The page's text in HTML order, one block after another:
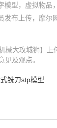
模型，虚拟物品
械大攻城狮】
见及观点。
铣刀stp模型